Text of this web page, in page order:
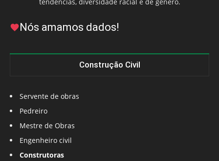
tendências, diversidade racial e de gênero.
Nós amamos dados!
Construção Civil
Servente de obras
Pedreiro
Mestre de Obras
Engenheiro civil
Construtoras